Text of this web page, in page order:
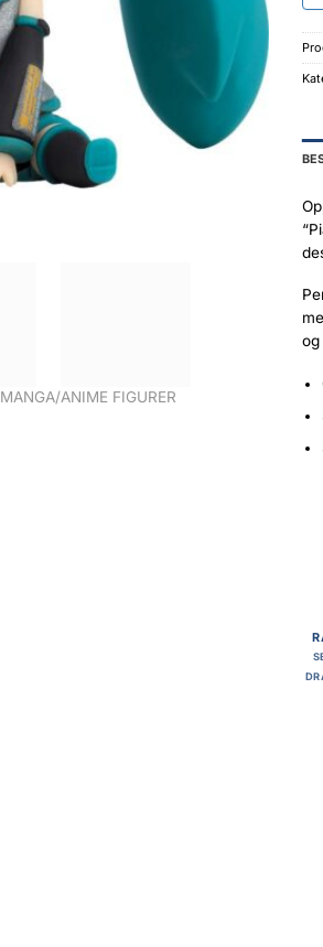
MANGA/ANIME FIGURER
og